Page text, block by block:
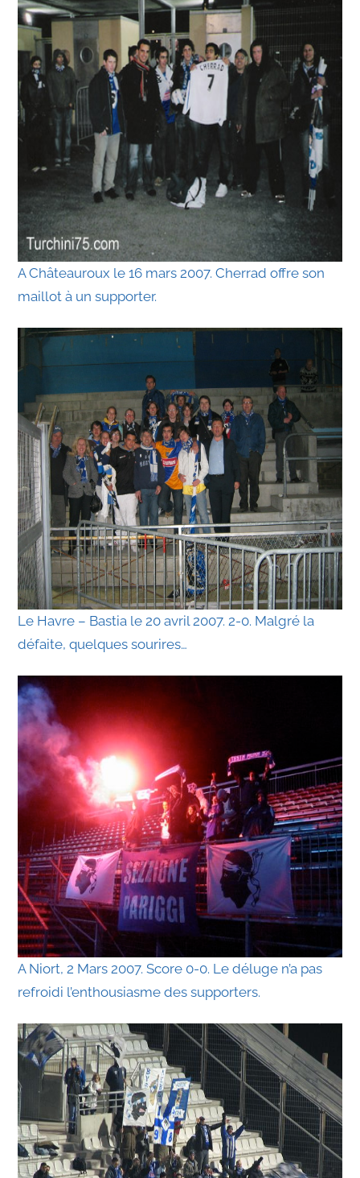
A Châteauroux le 16 mars 2007. Cherrad offre son
maillot à un supporter.
Le Havre – Bastia le 20 avril 2007. 2-0. Malgré la
défaite, quelques sourires…
A Niort, 2 Mars 2007. Score 0-0. Le déluge n’a pas
refroidi l’enthousiasme des supporters.